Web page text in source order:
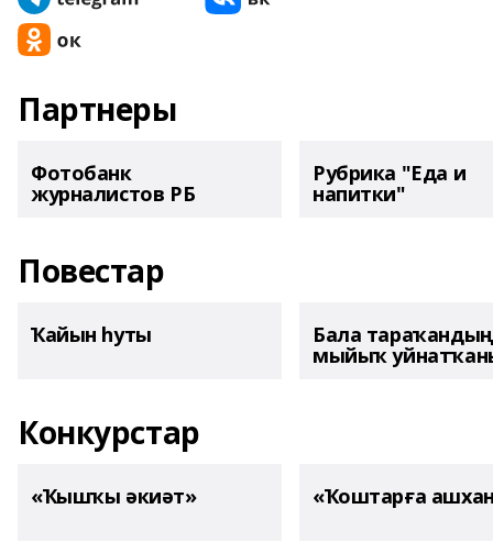
Партнеры
Фотобанк
журналистов РБ
Рубрика "Еда и
напитки"
Повестар
Ҡайын һуты Бала тараҡандың
мыйыҡ
Конкурстар
«Ҡышҡы әкиәт» «Ҡоштарға